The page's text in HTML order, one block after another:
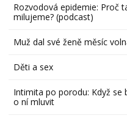
Rozvodová epidemie: Proč
milujeme? (podcast)
Muž dal své ženě měsíc
Děti a sex
Intimita po porodu: Když se
o ní mluvit